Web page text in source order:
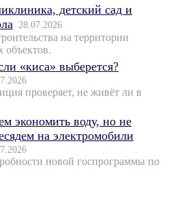
детский сад и
28.07.2026
на территории
«киса» выберется?
проверяет, не живёт ли в
экономить воду, но не
на электромобили
новой госпрограммы по